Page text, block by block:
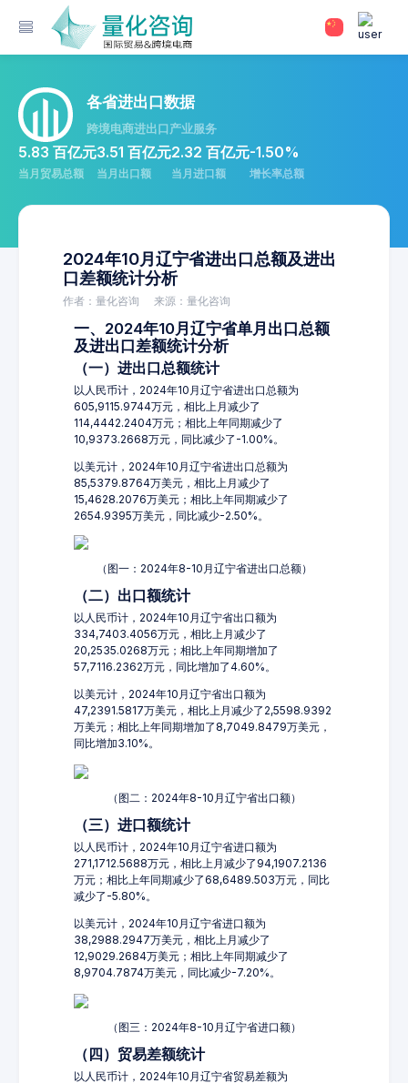
各省进出口数据
跨境电商进出口产业服务
5.83 百亿元
当月贸易总额
3.51 百亿元
当月出口额
2.32 百亿元
当月进口额
-1.50%
增长率总额
2024年10月辽宁省进出口总额及进出
口差额统计分析
作者：量化咨询 来源：量化咨询
一、2024年10月辽宁省单月出口总额
及进出口差额统计分析
（一）进出口总额统计
以人民币计，2024年10月辽宁省进出口总额为
605,9115.9744万元，相比上月减少了
114,4442.2404万元；相比上年同期减少了
10,9373.2668万元，同比减少了-1.00%。
以美元计，2024年10月辽宁省进出口总额为
85,5379.8764万美元，相比上月减少了
15,4628.2076万美元；相比上年同期减少了
2654.9395万美元，同比减少-2.50%。
（图一：2024年8-10月辽宁省进出口总额）
（二）出口额统计
以人民币计，2024年10月辽宁省出口额为
334,7403.4056万元，相比上月减少了
20,2535.0268万元；相比上年同期增加了
57,7116.2362万元，同比增加了4.60%。
以美元计，2024年10月辽宁省出口额为
47,2391.5817万美元，相比上月减少了2,5598.9392
万美元；相比上年同期增加了8,7049.8479万美元，
同比增加3.10%。
（图二：2024年8-10月辽宁省出口额）
（三）进口额统计
以人民币计，2024年10月辽宁省进口额为
271,1712.5688万元，相比上月减少了94,1907.2136
万元；相比上年同期减少了68,6489.503万元，同比
减少了-5.80%。
以美元计，2024年10月辽宁省进口额为
38,2988.2947万美元，相比上月减少了
12,9029.2684万美元；相比上年同期减少了
8,9704.7874万美元，同比减少-7.20%。
（图三：2024年8-10月辽宁省进口额）
（四）贸易差额统计
以人民币计，2024年10月辽宁省贸易差额为